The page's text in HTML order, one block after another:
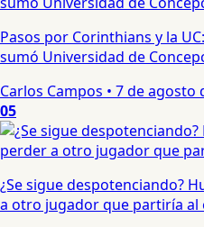
Pasos por Corinthians y la
sumó Universidad de
Carlos Campos • 7 de agosto
05
¿Se sigue despotenciando?
a otro jugador que partiría al